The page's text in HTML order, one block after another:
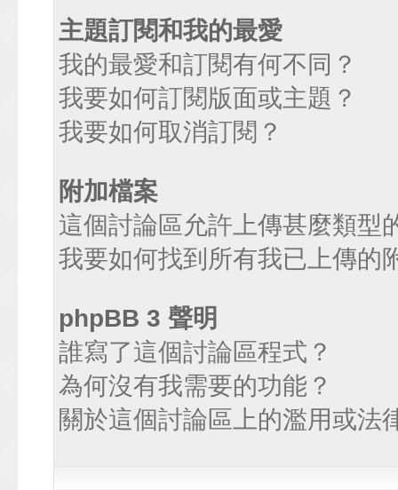
主題訂閱和我的最愛
我的最愛和訂閱有何不同？
我要如何訂閱版面或主題？
我要如何取消訂閱？
附加檔案
這個討論區允許上傳甚麼類型
我要如何找到所有我已上傳的
phpBB 3 聲明
誰寫了這個討論區程式？
為何沒有我需要的功能？
關於這個討論區上的濫用或法